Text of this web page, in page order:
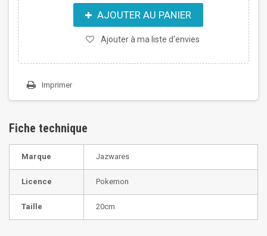
AJOUTER AU PANIER
Ajouter à ma liste d'envies
Imprimer
Fiche technique
Marque Jazwares
Licence Pokemon
Taille 20cm